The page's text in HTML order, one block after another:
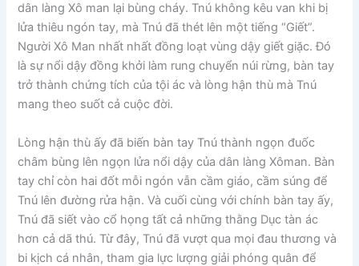
dân làng Xô man lại bùng cháy. Tnú không kêu van khi bị
lửa thiêu ngón tay, mà Tnú đã thét lên một tiếng “Giết”.
Người Xô Man nhất nhất đồng loạt vùng dậy giết giặc. Đó
là sự nổi dậy đồng khởi làm rung chuyển núi rừng, bàn tay
trở thành chứng tích của tội ác và lòng hận thù mà Tnú
mang theo suốt cả cuộc đời.
Lòng hận thù ấy đã biến bàn tay Tnú thành ngọn đuốc
châm bùng lên ngọn lửa nổi dậy của dân làng Xôman. Bàn
tay chỉ còn hai đốt mỗi ngón vẫn cầm giáo, cầm súng để
Tnú lên đường rửa hận. Và cuối cùng với chính bàn tay ấy,
Tnú đã siết vào cổ họng tất cả những thằng Dục tàn ác
hơn cả dã thú. Từ đây, Tnú đã vượt qua mọi đau thương và
bi kịch cá nhân, tham gia lực lượng giải phóng quân để